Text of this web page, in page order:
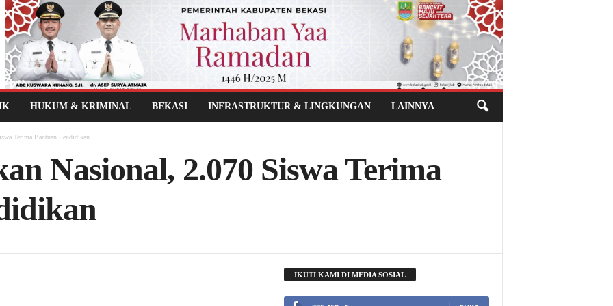
HUKUM & KRIMINAL BEKASI INFRASTRUKTUR & LINGKUNGAN LAINNYA
Terima Bantuan Pendidikan
Nasional, 2.070 Siswa Terima
IKUTI KAMI DI MEDIA SOSIAL